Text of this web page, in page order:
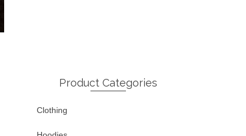
Product Categories
Clothing